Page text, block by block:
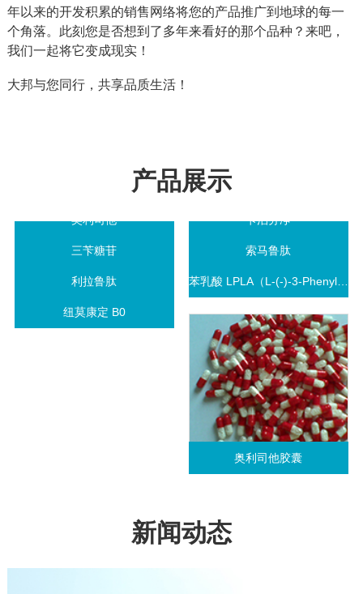
年以来的开发积累的销售网络将您的产品推广到地球的每一
个角落。此刻您是否想到了多年来看好的那个品种？来吧，
我们一起将它变成现实！
大邦与您同行，共享品质生活！
产品展示
奥利司他 卡泊芬净
三苄糖苷 索马鲁肽
利拉鲁肽 苯乳酸 LPLA（L-(-)-3-Phenyllacti...
纽莫康定 B0
奥利司他胶囊
新闻动态